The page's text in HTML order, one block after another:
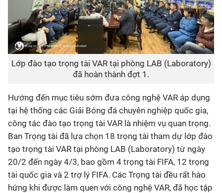
Bên lề
Lớp đào tạo trọng tài VAR tại phòng LAB (Laboratory)
đã hoàn thành đợt 1.
Hướng đến mục tiêu sớm đưa công nghệ VAR áp dụng
tại hệ thống các Giải Bóng đá chuyên nghiệp quốc gia,
công tác đào tạo trọng tài VAR là nhiệm vụ quan trọng.
Ban Trọng tài đã lựa chọn 18 trọng tài tham dự lớp đào
tạo trọng tài VAR tại phòng LAB (Laboratory) từ ngày
20/2 đến ngày 4/3, bao gồm 4 trọng tài FIFA, 12 trọng
tài quốc gia và 2 trợ lý FIFA. Các Trọng tài đều rất hào
hứng khi được làm quen với công nghệ VAR, đã học tập